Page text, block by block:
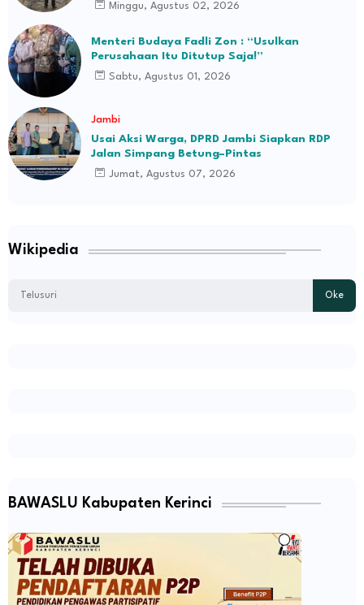
Minggu, Agustus 02, 2026
Menteri Budaya Fadli Zon : “Usulkan
Perusahaan Itu Ditutup Saja!”
Sabtu, Agustus 01, 2026
Jambi
Usai Aksi Warga, DPRD Jambi Siapkan RDP
Jalan Simpang Betung–Pintas
Jumat, Agustus 07, 2026
Wikipedia
BAWASLU Kabupaten Kerinci